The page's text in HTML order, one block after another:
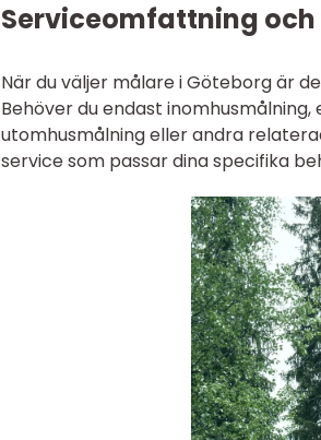
Serviceomfattning
När du väljer målare i Göteborg är
Behöver du endast
utomhusmålning eller andra
service som passar dina specifika